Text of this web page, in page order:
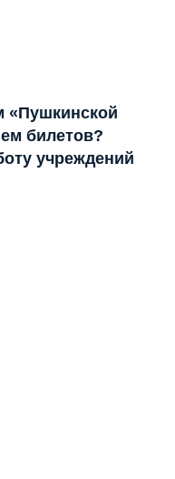
«Пушкинской
билетов?
учреждений